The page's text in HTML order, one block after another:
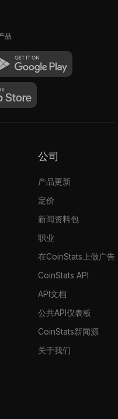
品
公司
产品更新
定价
新闻资料包
职业
在CoinStats上做广告
CoinStats API
API文档
公共API仪表板
CoinStats新闻源
关于我们